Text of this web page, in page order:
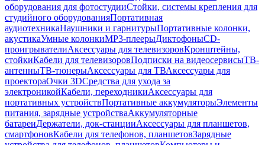
оборудования для фотостудииСтойки, системы крепления для
студийного оборудованияПортативная
аудиотехникаНаушники и гарнитурыПортативные колонки,
акустикаУмные колонкиMP3-плеерыДиктофоныCD-
проигрывателиАксессуары для телевизоровКронштейны,
стойкиКабели для телевизоровПодписки на видеосервисыТВ-
антенныТВ-тюнерыАксессуары для ТВАксессуары для
проектораОчки 3DСредства для ухода за
электроникойКабели, переходникиАксессуары для
портативных устройствПортативные аккумуляторыЭлементы
питания, зарядные устройстваАккумуляторные
батареиДержатели, док-станцииАксессуары для планшетов,
смартфоновКабели для телефонов, планшетовЗарядные